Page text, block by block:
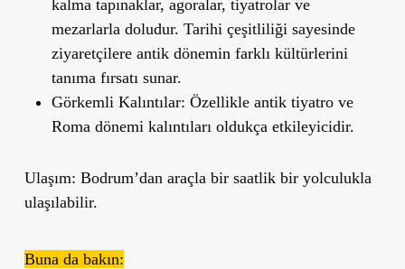
kalma tapınaklar, agoralar, tiyatrolar ve
mezarlarla doludur. Tarihi çeşitliliği sayesinde
ziyaretçilere antik dönemin farklı kültürlerini
tanıma fırsatı sunar.
Görkemli Kalıntılar: Özellikle antik tiyatro ve
Roma dönemi kalıntıları oldukça etkileyicidir.
Ulaşım: Bodrum’dan araçla bir saatlik bir yolculukla
ulaşılabilir.
Buna da bakın: